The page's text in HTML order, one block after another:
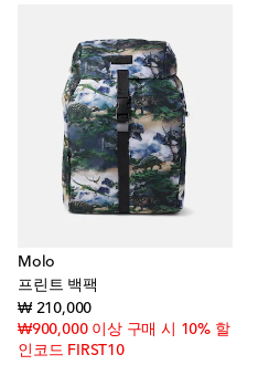
Molo
프린트 백팩
₩ 210,000original price
₩900,000 이상 구매 시 10% 할
인코드 FIRST10